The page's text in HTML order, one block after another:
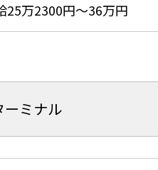
25万2300円～36万円
ーミナル